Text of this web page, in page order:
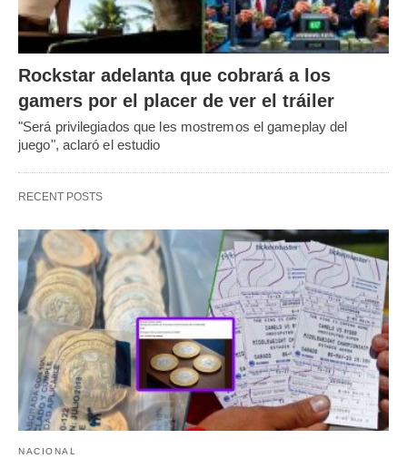
Rockstar adelanta que cobrará a los
gamers por el placer de ver el tráiler
"Será privilegiados que les mostremos el gameplay del
juego", aclaró el estudio
RECENT POSTS
NACIONAL